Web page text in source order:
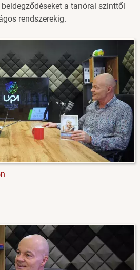
a tanórai szinttől
rendszerekig.